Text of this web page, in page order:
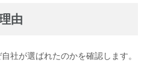
由
社が選ばれたのかを確認します。